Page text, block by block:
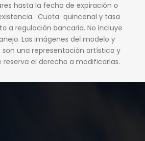
hasta la fecha de expiración o
Cuota quincenal y tasa
a regulación bancaria. No incluye
Las imágenes del modelo y
una representación artística y
reserva el derecho a modificarlas.